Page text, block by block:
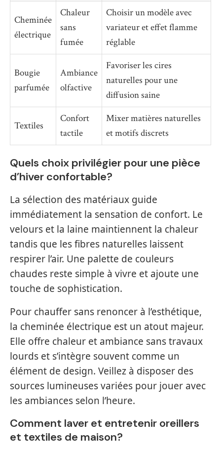
Cheminée
électrique
Chaleur
sans
fumée
Choisir un modèle avec
variateur et effet flamme
réglable
Bougie
parfumée
Ambiance
olfactive
Favoriser les cires
naturelles pour une
diffusion saine
Textiles
Confort
tactile
Mixer matières naturelles
et motifs discrets
Quels choix privilégier pour une pièce
d’hiver confortable?
La sélection des matériaux guide
immédiatement la sensation de confort. Le
velours et la laine maintiennent la chaleur
tandis que les fibres naturelles laissent
respirer l’air. Une palette de couleurs
chaudes reste simple à vivre et ajoute une
touche de sophistication.
Pour chauffer sans renoncer à l’esthétique,
la cheminée électrique est un atout majeur.
Elle offre chaleur et ambiance sans travaux
lourds et s’intègre souvent comme un
élément de design. Veillez à disposer des
sources lumineuses variées pour jouer avec
les ambiances selon l’heure.
Comment laver et entretenir oreillers
et textiles de maison?